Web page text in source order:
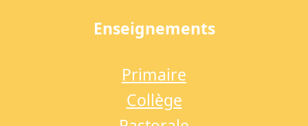
Enseignements
Primaire
Collège